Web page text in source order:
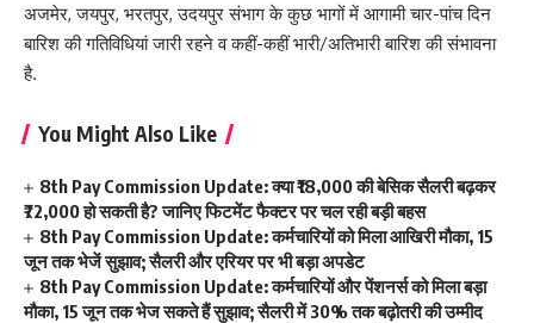
अजमेर, जयपुर, भरतपुर, उदयपुर संभाग के कुछ भागों में आगामी चार-पांच दिन
बारिश की गतिविधियां जारी रहने व कहीं-कहीं भारी/अतिभारी बारिश की संभावना
है.
You Might Also Like
8th Pay Commission Update: क्या ₹18,000 की बेसिक सैलरी बढ़कर
₹72,000 हो सकती है? जानिए फिटमेंट फैक्टर पर चल रही बड़ी बहस
8th Pay Commission Update: कर्मचारियों को मिला आखिरी मौका, 15
जून तक भेजें सुझाव; सैलरी और एरियर पर भी बड़ा अपडेट
8th Pay Commission Update: कर्मचारियों और पेंशनर्स को मिला बड़ा
मौका, 15 जून तक भेज सकते हैं सुझाव; सैलरी में 30% तक बढ़ोतरी की उम्मीद